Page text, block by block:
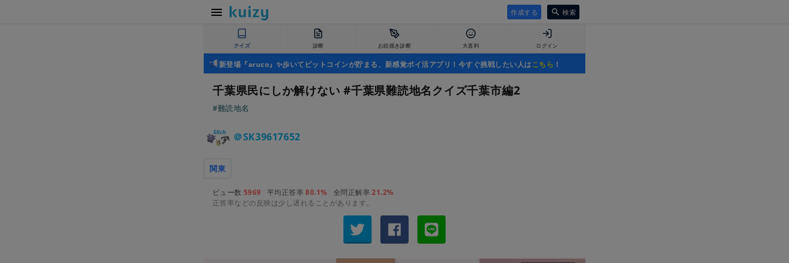
作成する 検索
クイズ 診断 お絵描き診断 大喜利 ログイン
新登場『aruco』✨歩いてビットコインが貯まる、新感覚ポイ活アプリ！今すぐ挑戦したい人はこちら ！
千葉県民にしか解けない #千葉県難読地名クイズ千葉市編2
#難読地名
＠SK39617652
関東
ビュー数 5969 平均正答率80.1% 全問正解率21.2%
正答率などの反映は少し遅れることがあります。